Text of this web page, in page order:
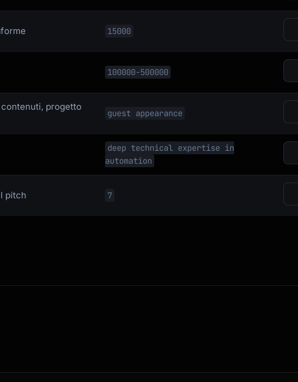
15000
100000-500000
progetto
guest appearance
deep technical expertise in
automation
pitch 7